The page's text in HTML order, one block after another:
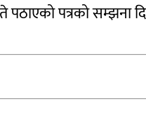
पत्रको सम्झना